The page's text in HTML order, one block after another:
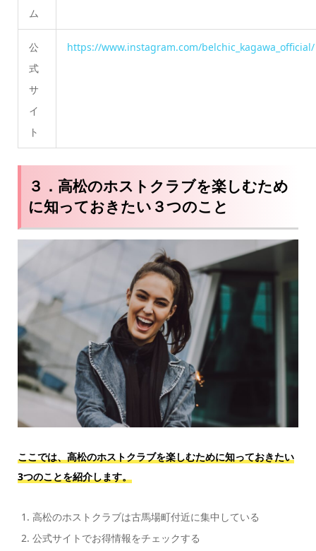
ム
公
式
サ
イ
ト
https://www.instagram.com/belchic_kagawa_official/
３．高松のホストクラブを楽しむため
に知っておきたい３つのこと
ここでは、高松のホストクラブを楽しむために知っておきたい
3つのことを紹介します。
高松のホストクラブは古馬場町付近に集中している
公式サイトでお得情報をチェックする